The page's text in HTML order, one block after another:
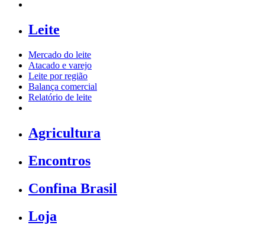
Leite
Mercado do leite
Atacado e varejo
Leite por região
Balança comercial
Relatório de leite
Agricultura
Encontros
Confina Brasil
Loja